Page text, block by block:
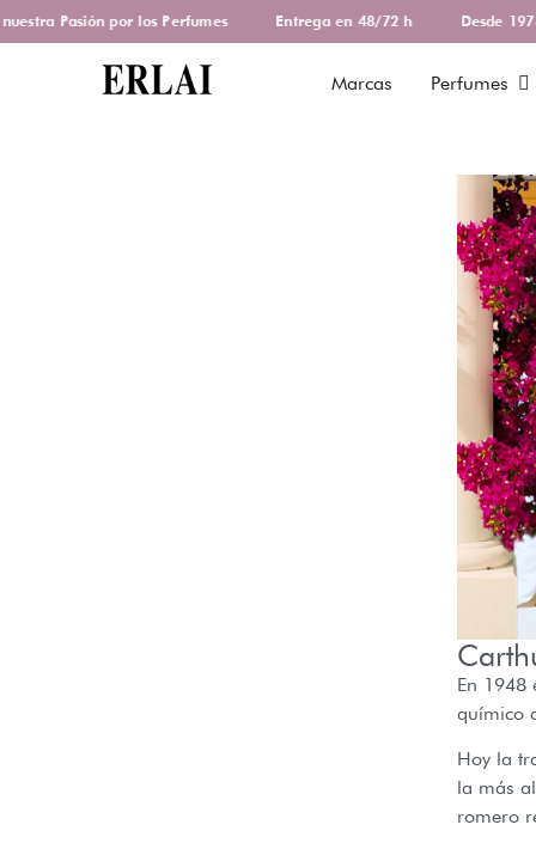
Pasión por los Perfumes Entrega en 48/72 h Desde 1978
Marcas Perfumes
En 1948
químico
Hoy la
la más
romero